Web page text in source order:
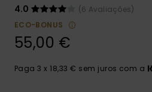
respostas
para as
formulário de
4.0
(6 Avaliações)
ECO-BONUS
55,00 €
Paga 3 x 18,33 € sem juros com a